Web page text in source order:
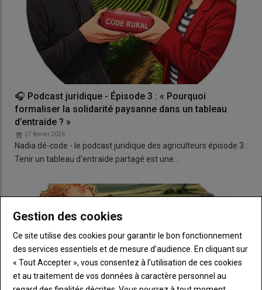
🎧 Podcast juridique - Épisode 3 : « Pourquoi
formaliser la solidarité paysanne dans un tableau
d’entraide ? »
27 février 2026
Nadia dé-code - le podcast juridique des agriculteurs épisode 3 :
Tenir un tableau d'entraide partagé est une…
Gestion des cookies
Ce site utilise des cookies pour garantir le bon fonctionnement
des services essentiels et de mesure d’audience. En cliquant sur
« Tout Accepter », vous consentez à l’utilisation de ces cookies
et au traitement de vos données à caractère personnel au